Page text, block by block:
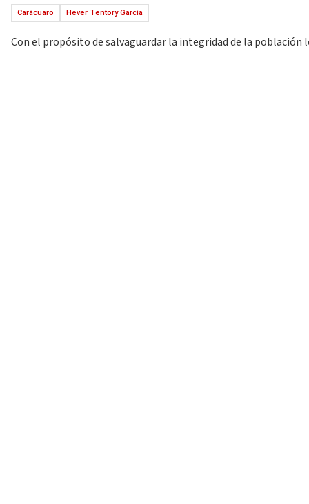
Carácuaro Hever Tentory García
Con el propósito de salvaguardar la integridad de la población